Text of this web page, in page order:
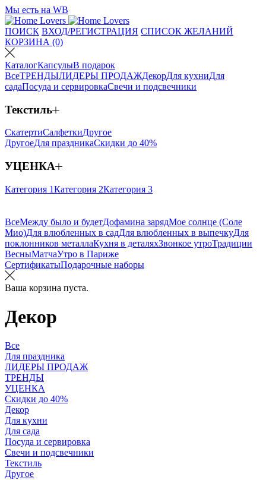
Мы есть на WB
ПОИСК ВХОД/РЕГИСТРАЦИЯ СПИСОК ЖЕЛАНИЙ
КОРЗИНА (0)
КаталогКапсулыВ подарок
ВсеТРЕНДЫЛИДЕРЫ ПРОДАЖДекорДля кухниДля
садаПосуда и сервировкаСвечи и подсвечники
Текстиль
СкатертиСалфеткиДругое
ДругоеДля праздникаСкидки до 40%
УЦЕНКА
Категория 1Категория 2Категория 3
ВсеМежду было и будетДофамина зарядМое солнце (Соле
Мио)Для влюбленных в садДля влюбленных в выпечкуДля
поклонников металлаКухня в деталяхЗвонкое утроТрадиции
ВесныМатчаУтро в Париже
СертификатыПодарочные наборы
Ваша корзина пуста.
Декор
Все
Для праздника
ЛИДЕРЫ ПРОДАЖ
ТРЕНДЫ
УЦЕНКА
Скидки до 40%
Декор
Для кухни
Для сада
Посуда и сервировка
Свечи и подсвечники
Текстиль
Другое